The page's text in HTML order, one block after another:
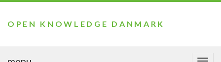
OPEN KNOWLEDGE DANMARK